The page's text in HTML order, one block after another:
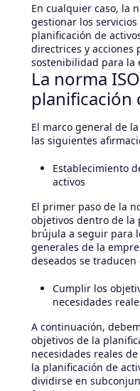
En cualquier caso, la
gestionar los
planificación de
directrices y acciones
sostenibilidad para la
La norma
planificación
El marco general de
las siguientes
Establecimiento
activos
El primer paso de la
objetivos dentro de la
brújula a seguir para
generales de la
deseados se traducen
Cumplir los
necesidades
A continuación,
objetivos de la
necesidades reales
la planificación de
dividirse en